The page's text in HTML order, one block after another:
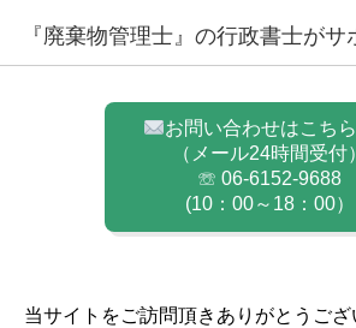
『廃棄物管理士』の行政書士がサ
お問い合わせはこち
（メール24時間受付）
☏ 06-6152-9688
(10：00～18：00）
当サイトをご訪問頂きありがとうご